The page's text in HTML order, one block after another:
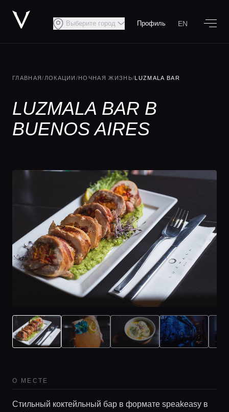
Выберите город Профиль EN
ГЛАВНАЯ/ ЛОКАЦИИ /НОЧНАЯ ЖИЗНЬ/LUZMALA BAR
LUZMALA BAR В
BUENOS AIRES
О МЕСТЕ
Стильный коктейльный бар в формате speakeasy в